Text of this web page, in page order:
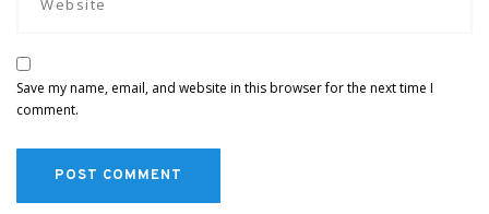
Save my name, email, and website in this browser for the next time I
comment.